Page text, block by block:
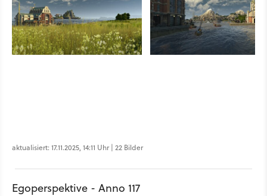
aktualisiert: 17.11.2025, 14:11 Uhr | 22 Bilder
Egoperspektive - Anno 117